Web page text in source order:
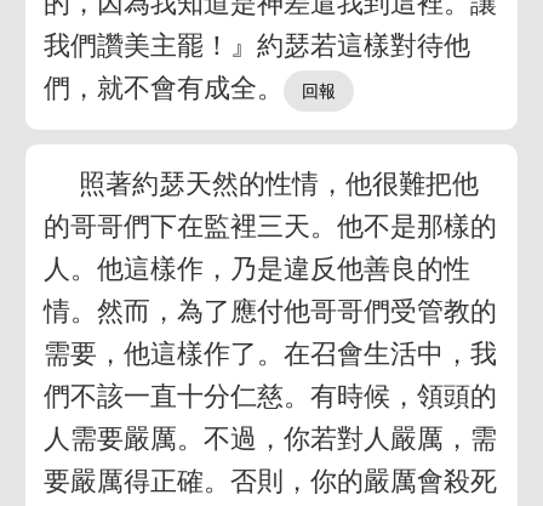
我們讚美主罷！』約瑟若這樣對待他
們，就不會有成全。
照著約瑟天然的性情，他很難把他
的哥哥們下在監裡三天。他不是那樣的
人。他這樣作，乃是違反他善良的性
情。然而，為了應付他哥哥們受管教的
需要，他這樣作了。在召會生活中，我
們不該一直十分仁慈。有時候，領頭的
人需要嚴厲。不過，你若對人嚴厲，需
要嚴厲得正確。否則，你的嚴厲會殺死